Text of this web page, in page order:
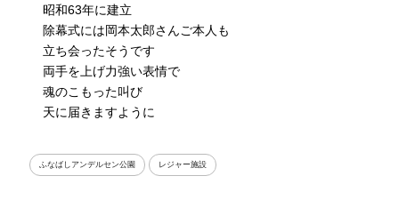
昭和63年に建立
除幕式には岡本太郎さんご本人も
立ち会ったそうです
両手を上げ力強い表情で
魂のこもった叫び
天に届きますように
ふなばしアンデルセン公園 レジャー施設